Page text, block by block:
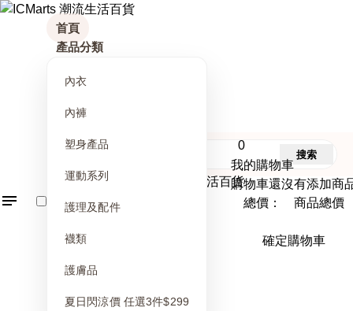
首頁
產品分類
內衣
內褲
塑身產品
運動系列
護理及配件
襪類
護膚品
夏日閃涼價 任選3件$299
0
我的購物車
購物車還沒有添加商
總價： 商品總價
確定購物車
搜索